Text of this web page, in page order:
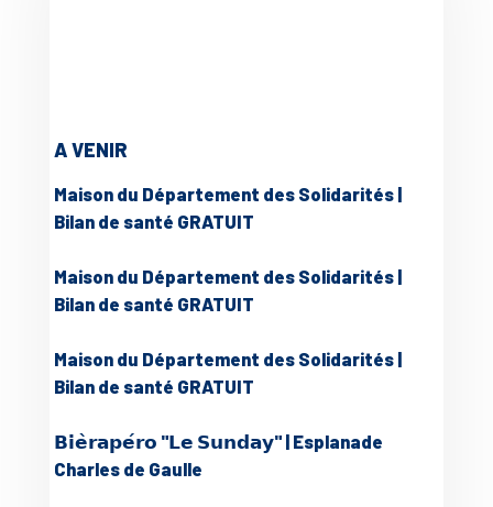
A VENIR
Maison du Département des Solidarités |
Bilan de santé GRATUIT
Maison du Département des Solidarités |
Bilan de santé GRATUIT
Maison du Département des Solidarités |
Bilan de santé GRATUIT
𝗕𝗶𝗲̀𝗿𝗮𝗽𝗲́𝗿𝗼 "𝗟𝗲 𝗦𝘂𝗻𝗱𝗮𝘆" | Esplanade
Charles de Gaulle